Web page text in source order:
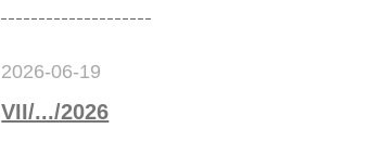
2026-06-19
VII/.../2026